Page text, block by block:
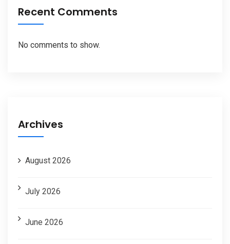
Recent Comments
No comments to show.
Archives
August 2026
July 2026
June 2026